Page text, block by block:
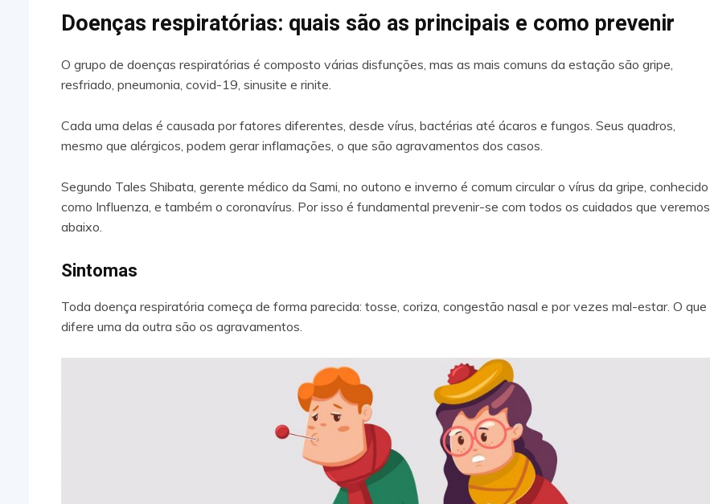
Doenças respiratórias: quais são as principais e como prevenir
O grupo de doenças respiratórias é composto várias disfunções, mas as mais comuns da estação são gripe,
resfriado, pneumonia, covid-19, sinusite e rinite.
Cada uma delas é causada por fatores diferentes, desde vírus, bactérias até ácaros e fungos. Seus quadros,
mesmo que alérgicos, podem gerar inflamações, o que são agravamentos dos casos.
Segundo Tales Shibata, gerente médico da Sami, no outono e inverno é comum circular o vírus da gripe, conhecido
como Influenza, e também o coronavírus. Por isso é fundamental prevenir-se com todos os cuidados que veremos
abaixo.
Sintomas
Toda doença respiratória começa de forma parecida: tosse, coriza, congestão nasal e por vezes mal-estar. O que
difere uma da outra são os agravamentos.